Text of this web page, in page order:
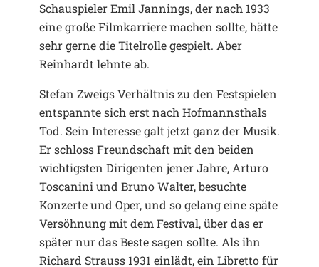
Schauspieler Emil Jannings, der nach 1933
eine große Filmkarriere machen sollte, hätte
sehr gerne die Titelrolle gespielt. Aber
Reinhardt lehnte ab.
Stefan Zweigs Verhältnis zu den Festspielen
entspannte sich erst nach Hofmannsthals
Tod. Sein Interesse galt jetzt ganz der Musik.
Er schloss Freundschaft mit den beiden
wichtigsten Dirigenten jener Jahre, Arturo
Toscanini und Bruno Walter, besuchte
Konzerte und Oper, und so gelang eine späte
Versöhnung mit dem Festival, über das er
später nur das Beste sagen sollte. Als ihn
Richard Strauss 1931 einlädt, ein Libretto für